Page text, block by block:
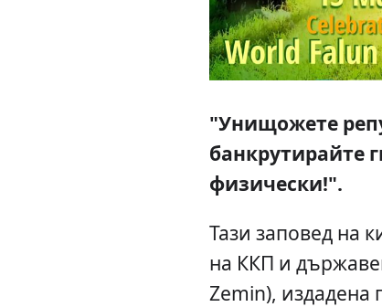
"Унищожете
банкрутирайте
физически!".
Тази заповед на
на ККП и
Zemin), издадена